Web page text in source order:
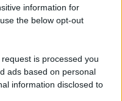
information for
the below opt-out
is processed you
ads based on personal
information disclosed to
- Testata
N. 8/2020 - RG N.
ISCRITTA ALL’ANSO
STAMPA ONLINE)